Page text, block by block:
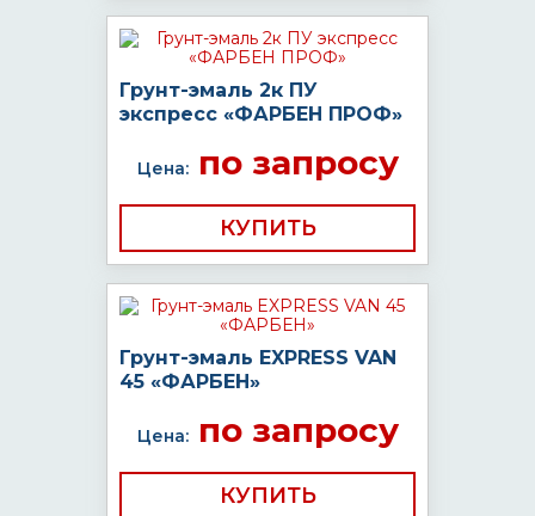
Грунт-эмаль 2к ПУ
экспресс «ФАРБЕН ПРОФ»
Цена:по запросу
КУПИТЬ
Грунт-эмаль EXPRESS VAN
45 «ФАРБЕН»
Цена:по запросу
КУПИТЬ